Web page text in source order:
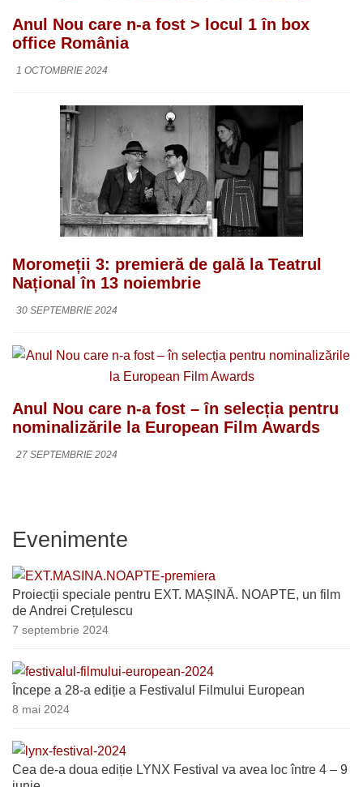
Anul Nou care n-a fost > locul 1 în box
office România
1 OCTOMBRIE 2024
Moromeții 3: premieră de gală la Teatrul
Național în 13 noiembrie
30 SEPTEMBRIE 2024
Anul Nou care n-a fost – în selecția pentru
nominalizările la European Film Awards
27 SEPTEMBRIE 2024
Evenimente
Proiecții speciale pentru EXT. MAȘINĂ. NOAPTE, un film
de Andrei Crețulescu
7 septembrie 2024
Începe a 28-a ediție a Festivalul Filmului European
8 mai 2024
Cea de-a doua ediție LYNX Festival va avea loc între 4 – 9